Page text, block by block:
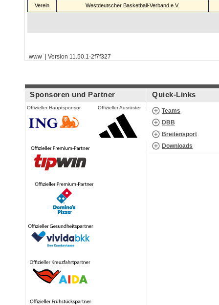
Verein Westdeutscher Basketball-Verband e.V.
www | Version 11.50.1-2f7f327
Sponsoren und Partner
Offizieller Hauptsponsor Offizieller Ausrüster
Quick-Links
Teams
DBB
Breitensport
Downloads